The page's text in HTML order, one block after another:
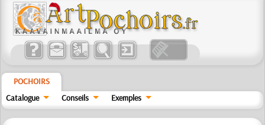
POCHOIRS
Catalogue
Conseils Exemples